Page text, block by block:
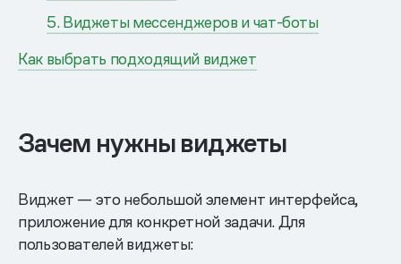
5. Виджеты мессенджеров и чат-боты
Как выбрать подходящий виджет
Зачем нужны виджеты
Виджет — это небольшой элемент интерфейса,
приложение для конкретной задачи. Для
пользователей виджеты: